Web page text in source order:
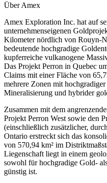
Über Amex
Amex Exploration Inc. hat auf
unternehmenseigenen
Kilometer nördlich von Rouyn-
bedeutende hochgradige
kupferreiche vulkanogene
Das Projekt Perron in Quebec
Claims mit einer Fläche von
mehrere Zonen mit
Mineralisierung und hybrider
Zusammen mit dem
Projekt Perron West sowie den
(einschließlich zusätzlicher,
Ontario erstreckt sich das
von 570,94 km² im
Liegenschaft liegt in einem
sowohl für hochgradige Gold-
günstig ist.